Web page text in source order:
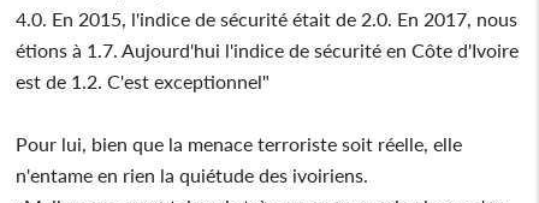
4.0. En 2015, l'indice de sécurité était de 2.0. En 2017, nous
étions à 1.7. Aujourd'hui l'indice de sécurité en Côte d'Ivoire
est de 1.2. C'est exceptionnel"
Pour lui, bien que la menace terroriste soit réelle, elle
n'entame en rien la quiétude des ivoiriens.